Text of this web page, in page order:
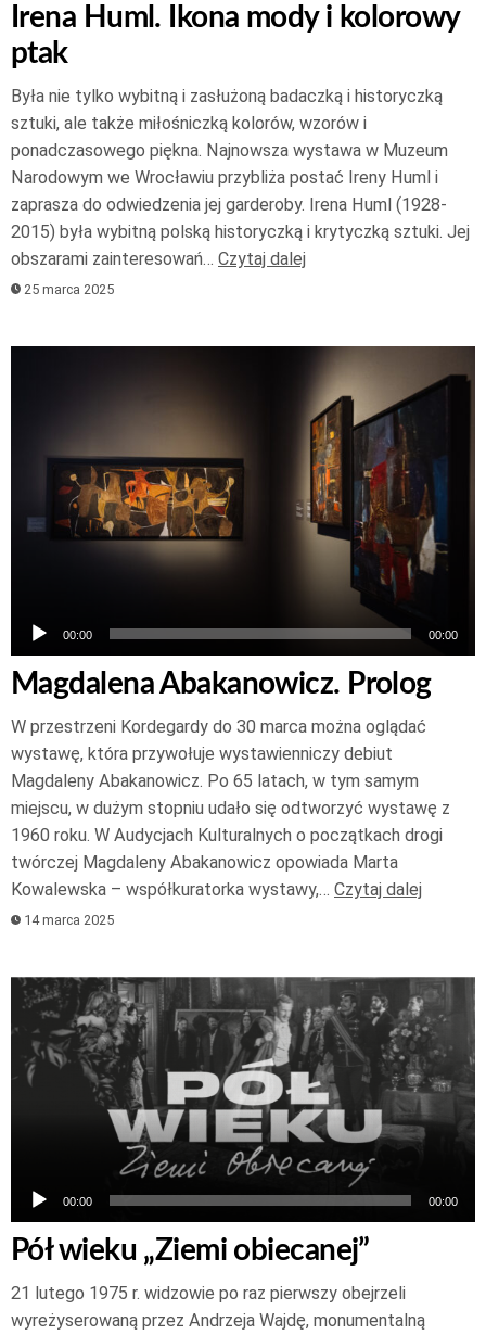
Irena Huml. Ikona mody i kolorowy
ptak
Była nie tylko wybitną i zasłużoną badaczką i historyczką
sztuki, ale także miłośniczką kolorów, wzorów i
ponadczasowego piękna. Najnowsza wystawa w Muzeum
Narodowym we Wrocławiu przybliża postać Ireny Huml i
zaprasza do odwiedzenia jej garderoby. Irena Huml (1928-
2015) była wybitną polską historyczką i krytyczką sztuki. Jej
obszarami zainteresowań… Czytaj dalej
25 marca 2025
00:00 00:00
Magdalena Abakanowicz. Prolog
W przestrzeni Kordegardy do 30 marca można oglądać
wystawę, która przywołuje wystawienniczy debiut
Magdaleny Abakanowicz. Po 65 latach, w tym samym
miejscu, w dużym stopniu udało się odtworzyć wystawę z
1960 roku. W Audycjach Kulturalnych o początkach drogi
twórczej Magdaleny Abakanowicz opowiada Marta
Kowalewska – współkuratorka wystawy,… Czytaj dalej
14 marca 2025
Odtwarzacz
plików
dźwiękowych
00:00 00:00
Pół wieku „Ziemi obiecanej”
21 lutego 1975 r. widzowie po raz pierwszy obejrzeli
wyreżyserowaną przez Andrzeja Wajdę, monumentalną